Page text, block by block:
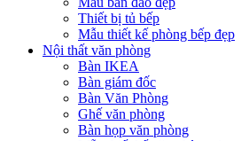
Thiết bị tủ bếp
Mẫu thiết kế phòng bếp đẹp
Nội thất văn phòng
Bàn IKEA
Bàn giám đốc
Bàn Văn Phòng
Ghế văn phòng
Bàn họp văn phòng